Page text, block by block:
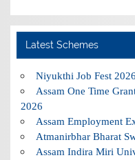
Latest Schemes
Niyukthi Job Fest
Assam One Time
2026
Assam Employment
Atmanirbhar Bharat
Assam Indira Miri